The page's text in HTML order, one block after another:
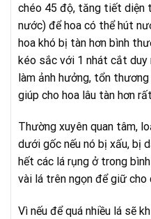
chéo 45 độ, tăng tiết diện
nước) để hoa có thể hút
hoa khó bị tàn hơn bình
kéo sắc với 1 nhát cắt
làm ảnh hưởng, tổn
giúp cho hoa lâu tàn hơn
Thường xuyên quan tâm,
dưới gốc nếu nó bị xấu, bị
hết các lá rụng ở trong
vài lá trên ngọn để giữ cho
Vì nếu để quá nhiều lá sẽ